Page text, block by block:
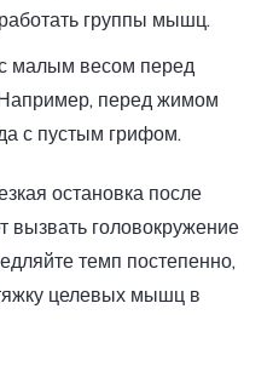
группы мышц.
малым весом перед
перед жимом
с пустым грифом.
остановка после
вызвать головокружение
темп постепенно,
целевых мышц в